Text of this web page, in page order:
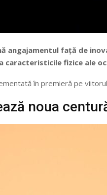
angajamentul față de
caracteristicile fizice ale
în premieră pe
noua